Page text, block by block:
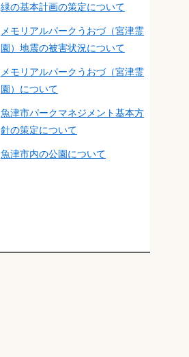
緑の基本計画の策定について
メモリアルパークうおづ（宮津霊
園）地震の被害状況について
メモリアルパークうおづ（宮津霊
園）について
魚津市パークマネジメント基本方
針の策定について
魚津市内の公園について